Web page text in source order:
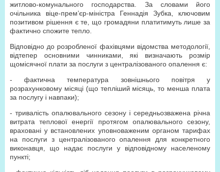
житлово-комунального господарства. За словами його
очільника віце-прем’єр-міністра Геннадія Зубка, ключовим
позитивом рішення є те, що громадяни платитимуть лише за
фактично спожите тепло.
Відповідно до розробленої фахівцями відомства методології,
відтепер основними чинниками, які визначають розмір
щомісячної плати за послуги з централізованого опалення є:
- фактична температура зовнішнього повітря у
розрахунковому місяці (що тепліший місяць, то менша плата
за послугу і навпаки);
- тривалість опалювального сезону і середньозважена річна
витрата теплової енергії протягом опалювального сезону,
враховані у встановлених уповноваженим органом тарифах
на послуги з централізованого опалення для конкретного
виконавця, що надає послуги у відповідному населеному
пункті;